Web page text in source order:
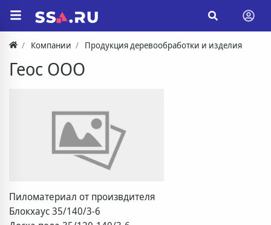
Компании Продукция деревообработки и изделия
Геос ООО
Пиломатериал от произвдителя
Блокхаус 35/140/3-6